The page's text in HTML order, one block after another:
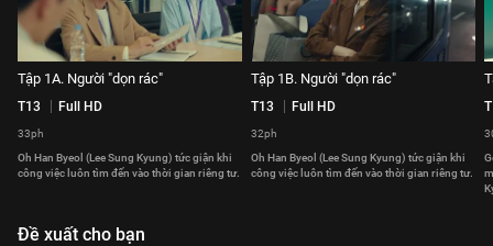
Tập 1A. Người "dọn rác"
T13 Full HD
33ph
Oh Han Byeol (Lee Sung Kyung) tức giận khi
công việc luôn tìm đến vào thời gian riêng tư.
Tập 1B. Người "dọn rác"
T13 Full HD
32ph
Oh Han Byeol (Lee Sung Kyung) tức giận khi
công việc luôn tìm đến vào thời gian riêng tư.
Đề xuất cho bạn